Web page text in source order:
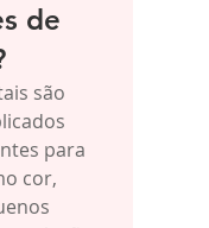
de
são
para
cor,